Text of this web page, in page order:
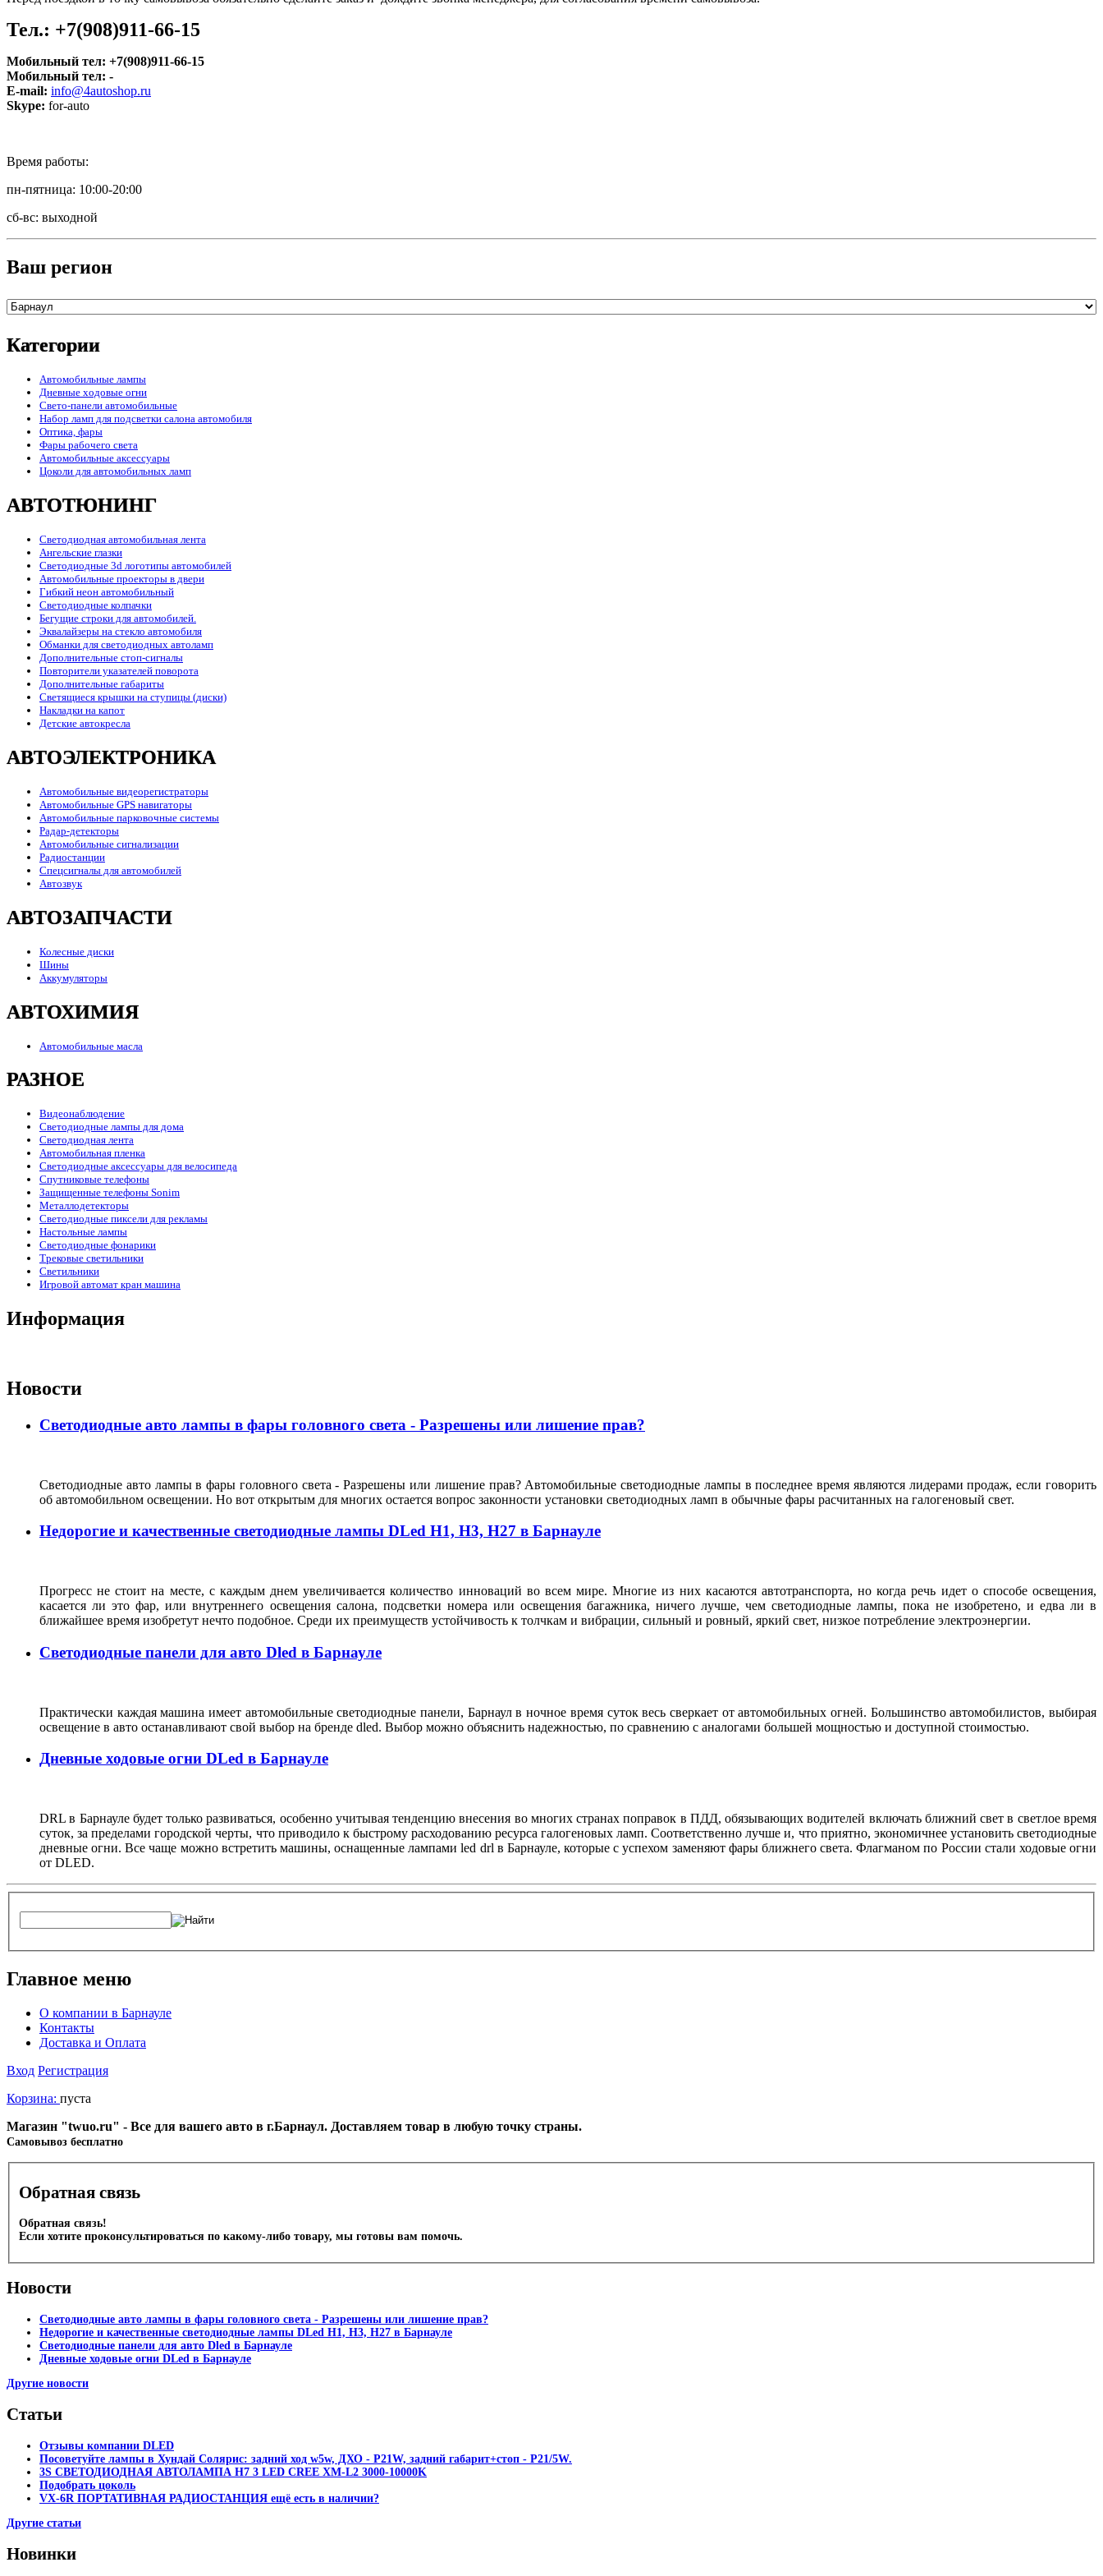
Тел.: +7(908)911-66-15
Мобильный тел: +7(908)911-66-15
Мобильный тел: -
E-mail: info@4autoshop.ru
Skype: for-auto
Время работы:
пн-пятница: 10:00-20:00
сб-вс: выходной
Ваш регион
Категории
Автомобильные лампы
Дневные ходовые огни
Свето-панели автомобильные
Набор ламп для подсветки салона автомобиля
Оптика, фары
Фары рабочего света
Автомобильные аксессуары
Цоколи для автомобильных ламп
АВТОТЮНИНГ
Светодиодная автомобильная лента
Ангельские глазки
Светодиодные 3d логотипы автомобилей
Автомобильные проекторы в двери
Гибкий неон автомобильный
Светодиодные колпачки
Бегущие строки для автомобилей.
Эквалайзеры на стекло автомобиля
Обманки для светодиодных автоламп
Дополнительные стоп-сигналы
Повторители указателей поворота
Дополнительные габариты
Светящиеся крышки на ступицы (диски)
Накладки на капот
Детские автокресла
АВТОЭЛЕКТРОНИКА
Автомобильные видеорегистраторы
Автомобильные GPS навигаторы
Автомобильные парковочные системы
Радар-детекторы
Автомобильные сигнализации
Радиостанции
Спецсигналы для автомобилей
Автозвук
АВТОЗАПЧАСТИ
Колесные диски
Шины
Аккумуляторы
АВТОХИМИЯ
Автомобильные масла
РАЗНОЕ
Видеонаблюдение
Светодиодные лампы для дома
Светодиодная лента
Автомобильная пленка
Светодиодные аксессуары для велосипеда
Спутниковые телефоны
Защищенные телефоны Sonim
Металлодетекторы
Светодиодные пиксели для рекламы
Настольные лампы
Светодиодные фонарики
Трековые светильники
Светильники
Игровой автомат кран машина
Информация
Новости
Светодиодные авто лампы в фары головного света - Разрешены или лишение прав?
Светодиодные авто лампы в фары головного света - Разрешены или лишение прав? Автомобильные светодиодные лампы в последнее время являются лидерами продаж, если говорить
об автомобильном освещении. Но вот открытым для многих остается вопрос законности установки светодиодных ламп в обычные фары расчитанных на галогеновый свет.
Недорогие и качественные светодиодные лампы DLed Н1, Н3, Н27 в Барнауле
Прогресс не стоит на месте, с каждым днем увеличивается количество инноваций во всем мире. Многие из них касаются автотранспорта, но когда речь идет о способе освещения,
касается ли это фар, или внутреннего освещения салона, подсветки номера или освещения багажника, ничего лучше, чем светодиодные лампы, пока не изобретено, и едва ли в
ближайшее время изобретут нечто подобное. Среди их преимуществ устойчивость к толчкам и вибрации, сильный и ровный, яркий свет, низкое потребление электроэнергии.
Светодиодные панели для авто Dled в Барнауле
Практически каждая машина имеет автомобильные светодиодные панели, Барнаул в ночное время суток весь сверкает от автомобильных огней. Большинство автомобилистов, выбирая
освещение в авто останавливают свой выбор на бренде dled. Выбор можно объяснить надежностью, по сравнению с аналогами большей мощностью и доступной стоимостью.
Дневные ходовые огни DLed в Барнауле
DRL в Барнауле будет только развиваться, особенно учитывая тенденцию внесения во многих странах поправок в ПДД, обязывающих водителей включать ближний свет в светлое время
суток, за пределами городской черты, что приводило к быстрому расходованию ресурса галогеновых ламп. Соответственно лучше и, что приятно, экономичнее установить светодиодные
дневные огни. Все чаще можно встретить машины, оснащенные лампами led drl в Барнауле, которые с успехом заменяют фары ближнего света. Флагманом по России стали ходовые огни
от DLED.
Главное меню
О компании в Барнауле
Контакты
Доставка и Оплата
Вход Регистрация
Корзина: пуста
Магазин "twuo.ru" - Все для вашего авто в г.Барнаул. Доставляем товар в любую точку страны.
Cамовывоз бесплатно
Обратная связь
Обратная связь!
Если хотите проконсультироваться по какому-либо товару, мы готовы вам помочь.
Новости
Светодиодные авто лампы в фары головного света - Разрешены или лишение прав?
Недорогие и качественные светодиодные лампы DLed Н1, Н3, Н27 в Барнауле
Светодиодные панели для авто Dled в Барнауле
Дневные ходовые огни DLed в Барнауле
Другие новости
Статьи
Отзывы компании DLED
Посоветуйте лампы в Хундай Солярис: задний ход w5w, ДХО - P21W, задний габарит+стоп - P21/5W.
3S СВЕТОДИОДНАЯ АВТОЛАМПА H7 3 LED CREE XM-L2 3000-10000K
Подобрать цоколь
VX-6R ПОРТАТИВНАЯ РАДИОСТАНЦИЯ ещё есть в наличии?
Другие статьи
Новинки